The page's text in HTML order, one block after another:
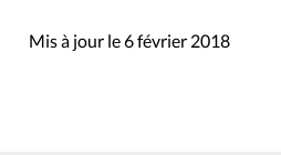
Mis à jour le 6 février 2018